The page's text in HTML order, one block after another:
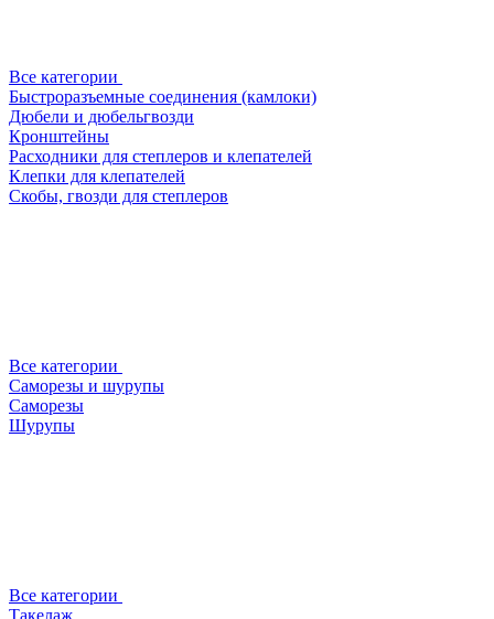
Все категории
Быстроразъемные соединения (камлоки)
Дюбели и дюбельгвозди
Кронштейны
Расходники для степлеров и клепателей
Клепки для клепателей
Скобы, гвозди для степлеров
Все категории
Саморезы и шурупы
Саморезы
Шурупы
Все категории
Такелаж